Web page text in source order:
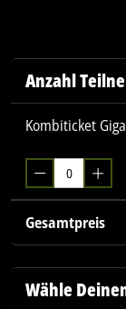
Anzahl
Kombiticket
Gesamtpreis
Wähle